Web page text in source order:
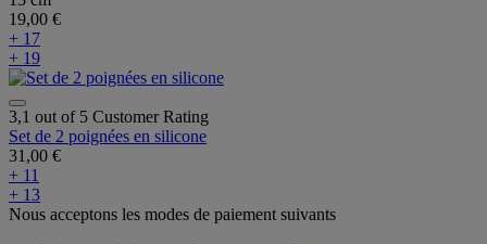
19,00 €
+ 17
+ 19
3,1 out of 5 Customer Rating
Set de 2 poignées en silicone
31,00 €
+ 11
+ 13
Nous acceptons les modes de paiement suivants